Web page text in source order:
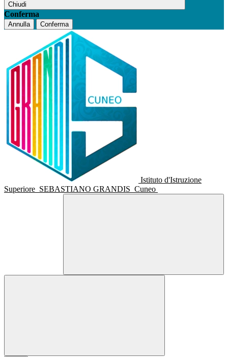
Chiudi
Conferma
Annulla Conferma
Istituto d'Istruzione
Superiore SEBASTIANO GRANDIS Cuneo